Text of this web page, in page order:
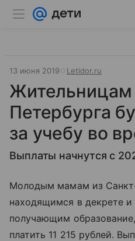
13 июня 2019 Letidor.ru
Жительницам
Петербурга
за учебу во
Выплаты начнутся с
Молодым мамам из
находящимся в декрете и
получающим
платить 11 215 рублей.